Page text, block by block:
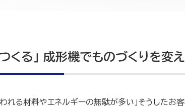
くる」 成形機でものづくりを変
れる材料やエネルギーの無駄が多い」そうしたお